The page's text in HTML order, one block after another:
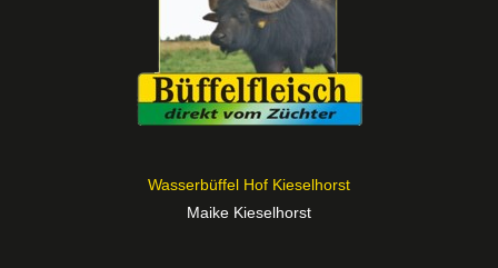
Wasserbüffel Hof Kieselhorst
Maike Kieselhorst